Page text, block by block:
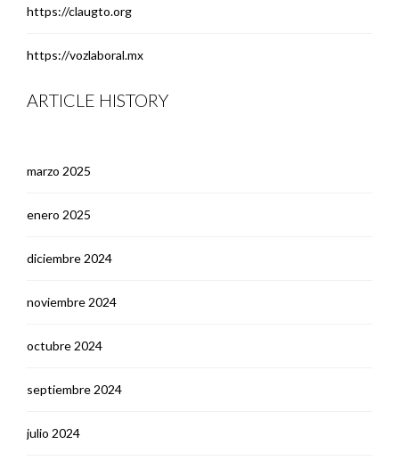
https://claugto.org
https://vozlaboral.mx
ARTICLE HISTORY
marzo 2025
enero 2025
diciembre 2024
noviembre 2024
octubre 2024
septiembre 2024
julio 2024